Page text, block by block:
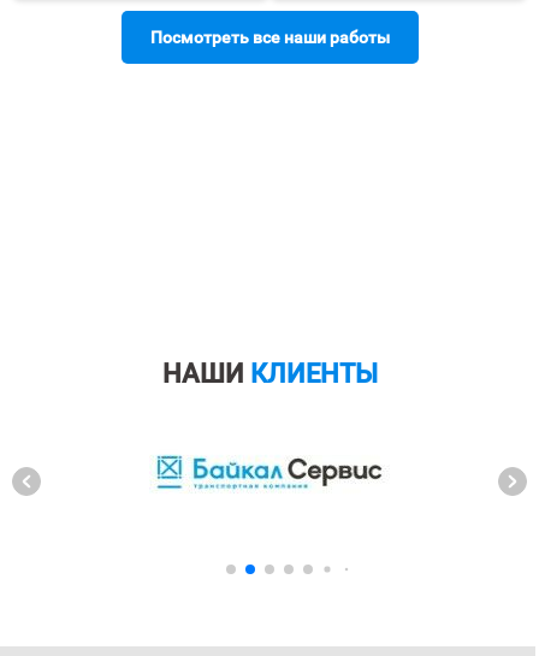
Посмотреть все наши работы
НАШИ КЛИЕНТЫ